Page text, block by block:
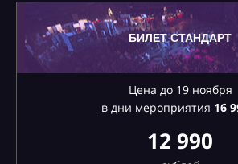
БИЛЕТ СТАНДАРТ
Цена до 19 ноября
в дни мероприятия 16
12 990